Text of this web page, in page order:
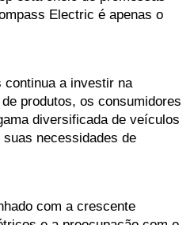
Electric é apenas o
continua a investir na
produtos, os consumidores
diversificada de veículos
necessidades de
com a crescente